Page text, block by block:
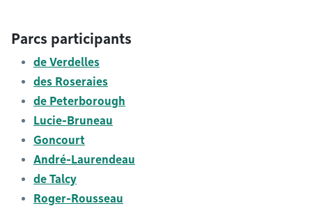
Parcs participants
de Verdelles
des Roseraies
de Peterborough
Lucie-Bruneau
Goncourt
André-Laurendeau
de Talcy
Roger-Rousseau